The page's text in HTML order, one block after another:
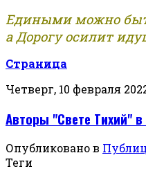
Едиными можно
а Дорогу осилит
Страница
Четверг, 10 февраля
Авторы "Свете Тихий" в
Опубликовано в
Теги